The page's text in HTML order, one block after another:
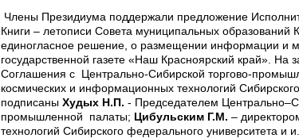
Члены Президиума поддержали предложение
Книги – летописи Совета муниципальных
единогласное решение, о размещении информации и
государственной газете «Наш Красноярский край».
Соглашения с Центрально-Сибирской торгово-
космических и информационных технологий
подписаны Худых Н.П. - Председателем
промышленной палаты; Цибульским Г.М. –
технологий Сибирского федерального университета